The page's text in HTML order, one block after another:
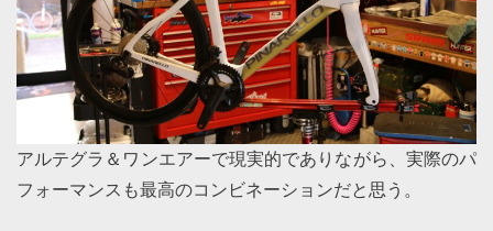
アルテグラ＆ワンエアーで現実的でありながら、実際のパ
フォーマンスも最高のコンビネーションだと思う。